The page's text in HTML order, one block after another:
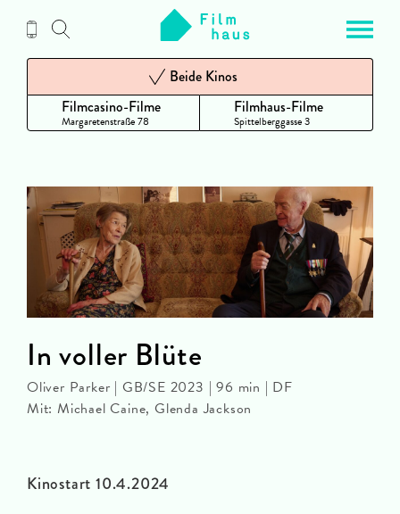
Inhalt
Filmcasino-Filme
Margaretenstraße 78
Beide Kinos
Filmhaus-Filme
Spittelberggasse 3
Kinostart 10.4.2024
In voller Blüte
Oliver Parker | GB/SE 2023 | 96 min | DF
Mit: Michael Caine, Glenda Jackson